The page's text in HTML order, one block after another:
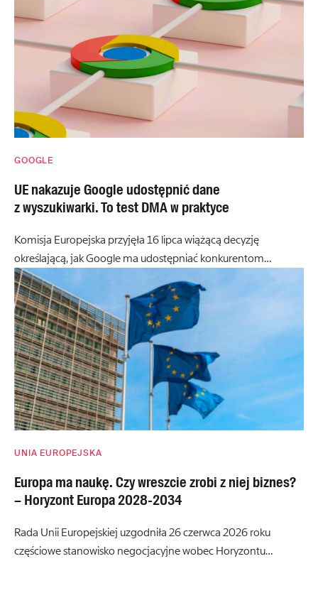
GOOGLE
UE nakazuje Google udostępnić dane
z wyszukiwarki. To test DMA w praktyce
Komisja Europejska przyjęła 16 lipca wiążącą decyzję
określającą, jak Google ma udostępniać konkurentom…
UNIA EUROPEJSKA
Europa ma naukę. Czy wreszcie zrobi z niej biznes?
– Horyzont Europa 2028-2034
Rada Unii Europejskiej uzgodniła 26 czerwca 2026 roku
częściowe stanowisko negocjacyjne wobec Horyzontu…